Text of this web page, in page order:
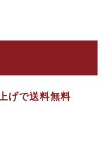
げで送料無料